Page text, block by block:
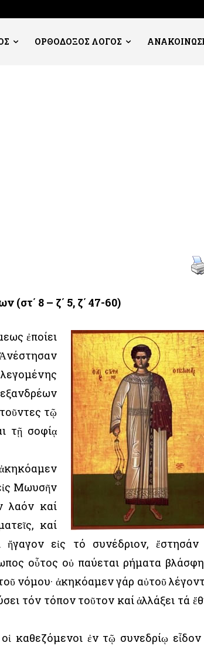
ΟΡΘΟΔΟΞΟΣ ΛΟΓΟΣ
(στ΄ 8 – ζ΄ 5, ζ΄ 47-60)
ἐποίει
τῷ
τῇ σοφίᾳ
Μωυσῆν
λαόν καί
καί
εἰς τό συνέδριον, ἔστησάν
οὗτος οὐ παύεται ρήματα
νόμου· ἀκηκόαμεν γάρ αὐτοῦ
τόν τόπον τοῦτον καί ἀλλάξει τά
καθεζόμενοι ἐν τῷ συνεδρίῳ